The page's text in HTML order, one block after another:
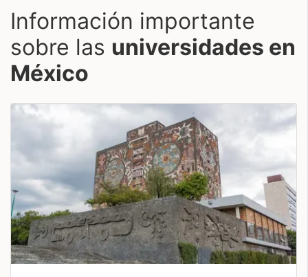
Información importante
sobre las universidades en
México